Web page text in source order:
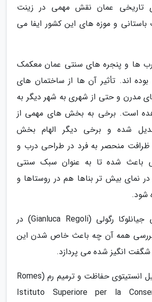
تاریخی عمان نقش مهمی در زینت
و موزه های این کشور ایفا می
ها و پنجره های سنتی عمان معکمک
اند. تأثیر آن ها از ساختمان های
مدرن و حتی از شهری به شهر دیگر به
است. برخی به بخش های مهمی از
شده و برخی دیگر الهام بخش
ظرافت منحصر به فرد در طراحی درب و
باعث شده تا به عنوان سبک سنتی
نمای بیش تر بناها هم در روستاها و
شود.
کارشناس ایتالیایی جیانلوکا رگولی (Gianluca Regoli) در
همه آن چه باعث خاص شدن این
انگیز شده می پردازد.
رگولی فارغ التحصیل انستیتوی حفاظت و ترمیم رم (Romes
Istituto Superiore per la